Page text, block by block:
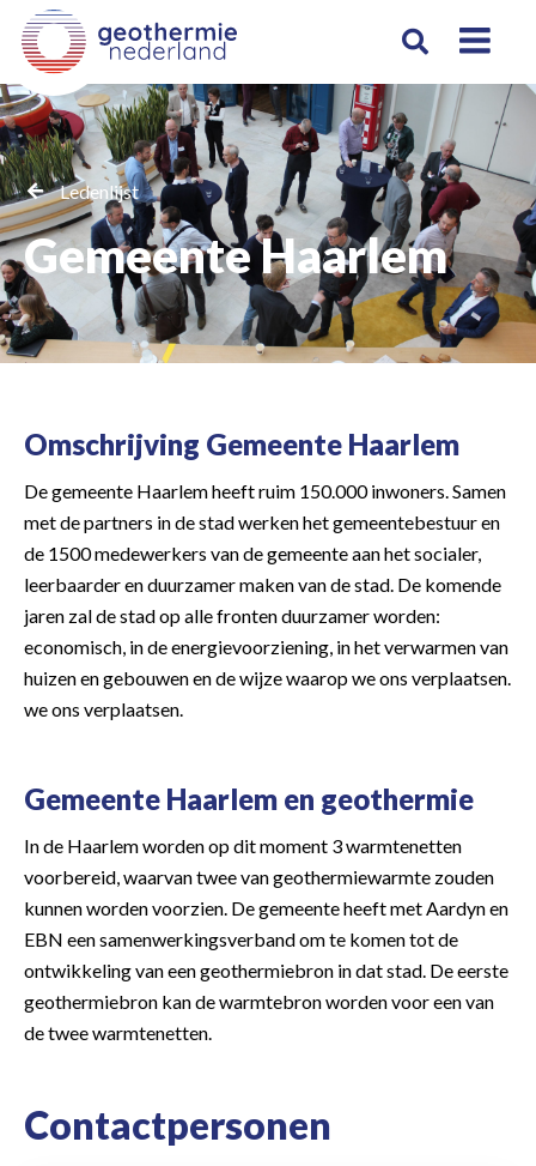
Ledenlijst
Gemeente Haarlem
Omschrijving Gemeente Haarlem
De gemeente Haarlem heeft ruim 150.000 inwoners. Samen
met de partners in de stad werken het gemeentebestuur en
de 1500 medewerkers van de gemeente aan het socialer,
leerbaarder en duurzamer maken van de stad. De komende
jaren zal de stad op alle fronten duurzamer worden:
economisch, in de energievoorziening, in het verwarmen van
huizen en gebouwen en de wijze waarop we ons verplaatsen.
we ons verplaatsen.
Gemeente Haarlem en geothermie
In de Haarlem worden op dit moment 3 warmtenetten
voorbereid, waarvan twee van geothermiewarmte zouden
kunnen worden voorzien. De gemeente heeft met Aardyn en
EBN een samenwerkingsverband om te komen tot de
ontwikkeling van een geothermiebron in dat stad. De eerste
geothermiebron kan de warmtebron worden voor een van
de twee warmtenetten.
Contactpersonen